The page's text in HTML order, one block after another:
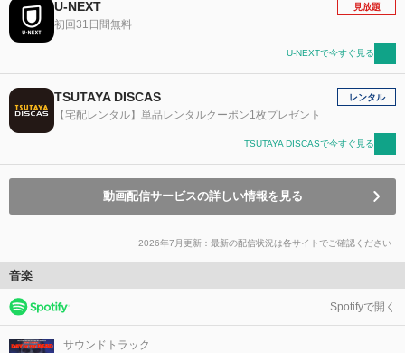
U-NEXT
初回31日間無料
見放題
U-NEXTで今すぐ見る
TSUTAYA DISCAS
【宅配レンタル】単品レンタルクーポン1枚プレゼント
レンタル
TSUTAYA DISCASで今すぐ見る
動画配信サービスの詳しい情報を見る
2026年7月更新：最新の配信状況は各サイトでご確認ください
音楽
Spotifyで開く
サウンドトラック